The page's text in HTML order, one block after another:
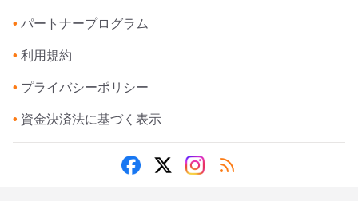
• パートナープログラム
• 利用規約
• プライバシーポリシー
• 資金決済法に基づく表示